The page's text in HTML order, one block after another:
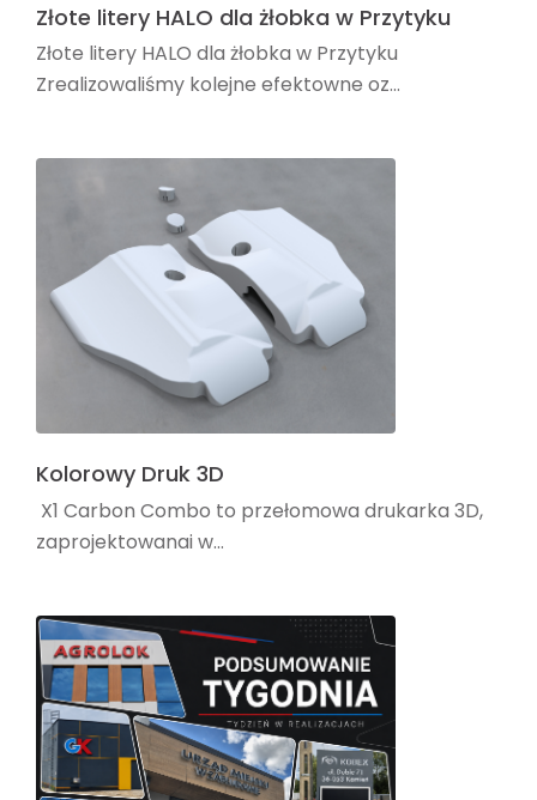
Złote litery HALO dla żłobka w Przytyku
Złote litery HALO dla żłobka w Przytyku
Zrealizowaliśmy kolejne efektowne oz...
Kolorowy Druk 3D
ㅤ X1 Carbon Combo to przełomowa drukarka 3D,
zaprojektowanai w...